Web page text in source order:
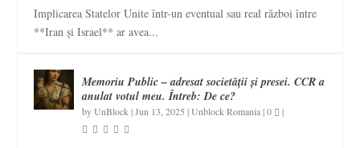
Implicarea Statelor Unite într-un eventual sau real război între
**Iran și Israel** ar avea...
Memoriu Public – adresat societății și presei. CCR a
anulat votul meu. Întreb: De ce?
byUnBlock |Jun 13, 2025 |Unblock Romania|0 |